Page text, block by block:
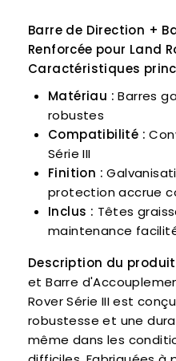
Barre de Direction +
Renforcée pour Land
Caractéristiques
Matériau : Barres
robustes
Compatibilité :
Série III
Finition :
protection accrue
Inclus : Têtes
maintenance
Description du
et Barre
Rover Série III est
robustesse et une
même dans les